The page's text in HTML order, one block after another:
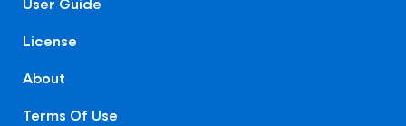
License
About
Terms Of Use